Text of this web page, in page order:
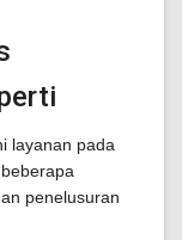
layanan pada
penelusuran